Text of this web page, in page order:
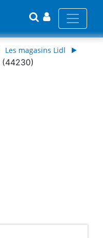
Les magasins Lidl
(44230)